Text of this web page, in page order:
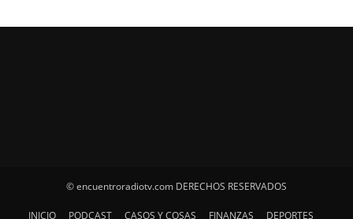
© encuentroradiotv.com DERECHOS RESERVADOS
INICIO PODCAST CASOS Y COSAS FINANZAS DEPORTES